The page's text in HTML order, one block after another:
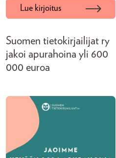
Lue kirjoitus
Suomen tietokirjailijat ry
jakoi apurahoina yli 600
000 euroa